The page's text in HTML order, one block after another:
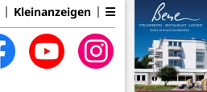
Kleinanzeigen